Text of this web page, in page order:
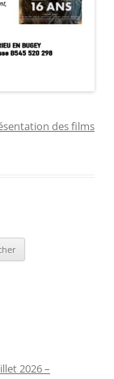
des films
2026 –